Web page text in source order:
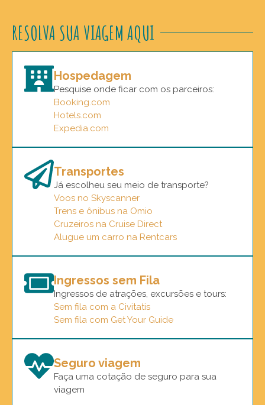
RESOLVA SUA VIAGEM AQUI
Hospedagem
Pesquise onde ficar com os parceiros:
Booking.com
Hotels.com
Expedia.com
Transportes
Já escolheu seu meio de transporte?
Voos no Skyscanner
Trens e ônibus na Omio
Cruzeiros na Cruise Direct
Alugue um carro na Rentcars
Ingressos sem Fila
Ingressos de atrações, excursões e tours:
Sem fila com a Civitatis
Sem fila com Get Your Guide
Seguro viagem
Faça uma cotação de seguro para sua
viagem